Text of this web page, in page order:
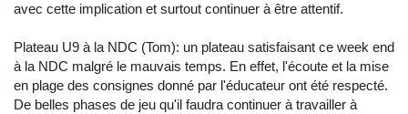
avec cette implication et surtout continuer à être attentif.
Plateau U9 à la NDC (Tom): un plateau satisfaisant ce week end
à la NDC malgré le mauvais temps. En effet, l'écoute et la mise
en plage des consignes donné par l'éducateur ont été respecté.
De belles phases de jeu qu'il faudra continuer à travailler à